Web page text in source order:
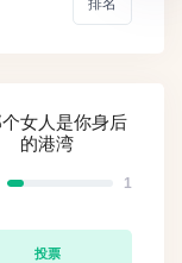
排名
女人是你身后
的港湾
1
投票